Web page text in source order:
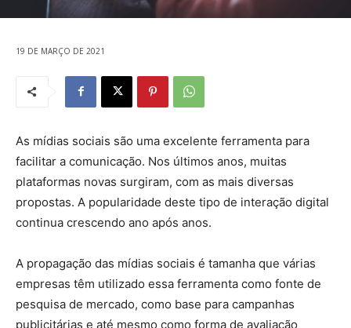
19 DE MARÇO DE 2021
As mídias sociais são uma excelente ferramenta para
facilitar a comunicação. Nos últimos anos, muitas
plataformas novas surgiram, com as mais diversas
propostas. A popularidade deste tipo de interação digital
continua crescendo ano após anos.
A propagação das mídias sociais é tamanha que várias
empresas têm utilizado essa ferramenta como fonte de
pesquisa de mercado, como base para campanhas
publicitárias e até mesmo como forma de avaliação